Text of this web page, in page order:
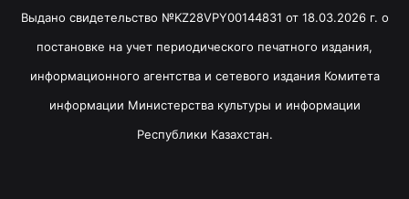
Выдано свидетельство №KZ28VPY00144831 от 18.03.2026 г. о
постановке на учет периодического печатного издания,
информационного агентства и сетевого издания Комитета
информации Министерства культуры и информации
Республики Казахстан.